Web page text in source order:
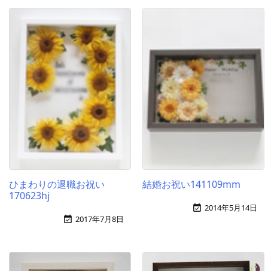
ひまわりの退職お祝い
170623hj
 2017年7月8日
結婚お祝い141109mm
 2014年5月14日